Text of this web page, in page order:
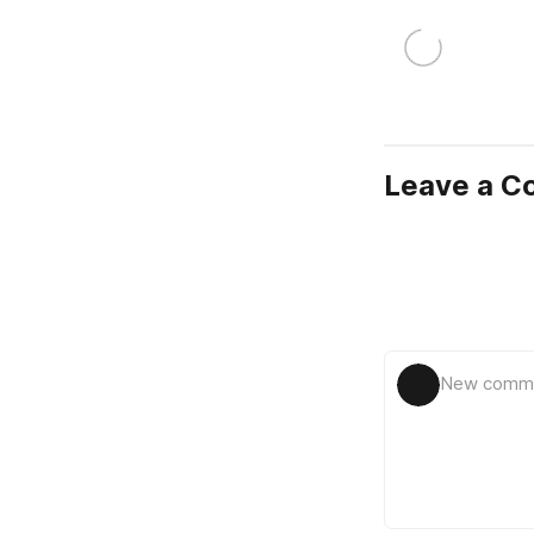
Leave a